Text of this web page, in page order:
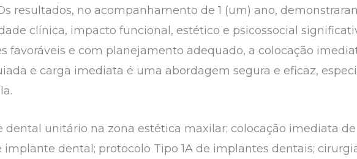
resultados, no acompanhamento de 1 (um) ano,
clínica, impacto funcional, estético e psicossocial
favoráveis e com planejamento adequado, a colocação
e carga imediata é uma abordagem segura e eficaz,
dental unitário na zona estética maxilar; colocação imediata
dental; protocolo Tipo 1A de implantes dentais;